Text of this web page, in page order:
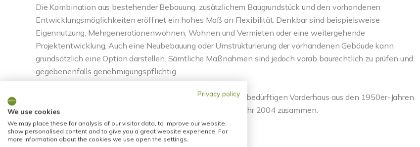
Die Kombination aus bestehender Bebauung, zusätzlichem Baugrundstück und den vorhandenen
Entwicklungsmöglichkeiten eröffnet ein hohes Maß an Flexibilität. Denkbar sind beispielsweise
Eigennutzung, Mehrgenerationenwohnen, Wohnen und Vermieten oder eine weitergehende
Projektentwicklung. Auch eine Neubebauung oder Umstrukturierung der vorhandenen Gebäude kann
grundsätzlich eine Option darstellen. Sämtliche Maßnahmen sind jedoch vorab baurechtlich zu prüfen und
gegebenenfalls genehmigungspflichtig.
Die vorhandene Bebauung setzt sich aus einem sanierungsbedürftigen Vorderhaus aus den 1950er-Jahren
sowie einem Einfamilienhaus in Fertigbauweise aus dem Jahr 2004 zusammen.
Vorderhaus / Haupthaus, Baujahr ca. 1952
Privacy policy
We use cookies
We may place these for analysis of our visitor data, to improve our website,
show personalised content and to give you a great website experience. For
more information about the cookies we use open the settings.